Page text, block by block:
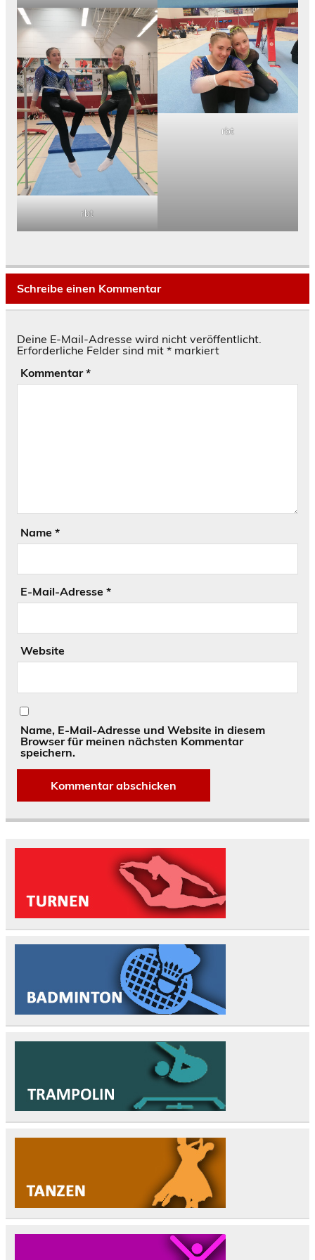
rbt
rbt
Schreibe einen Kommentar
Deine E-Mail-Adresse wird nicht veröffentlicht.
Erforderliche Felder sind mit * markiert
Kommentar*
Name *
E-Mail-Adresse *
Website
Name, E-Mail-Adresse und Website in diesem
Browser für meinen nächsten Kommentar
speichern.